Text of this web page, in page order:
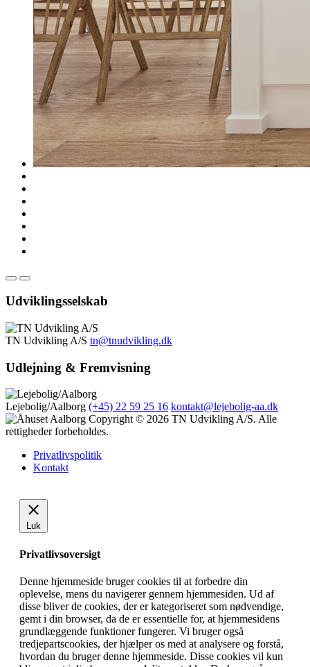
Udviklingsselskab
TN Udvikling A/S tn@tnudvikling.dk
Udlejning & Fremvisning
Lejebolig/Aalborg (+45) 22 59 25 16 kontakt@lejebolig-aa.dk
Copyright © 2026 TN Udvikling A/S. Alle
rettigheder forbeholdes.
Privatlivspolitik
Kontakt
Luk
Privatlivsoversigt
Denne hjemmeside bruger cookies til at forbedre din
oplevelse, mens du navigerer gennem hjemmesiden. Ud af
disse bliver de cookies, der er kategoriseret som nødvendige,
gemt i din browser, da de er essentielle for, at hjemmesidens
grundlæggende funktioner fungerer. Vi bruger også
tredjepartscookies, der hjælper os med at analysere og forstå,
hvordan du bruger denne hjemmeside. Disse cookies vil kun